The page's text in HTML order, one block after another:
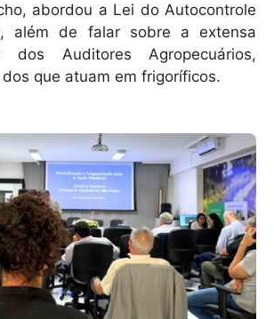
abordou a Lei do Autocontrole
além de falar sobre a extensa
dos Auditores Agropecuários,
que atuam em frigoríficos.